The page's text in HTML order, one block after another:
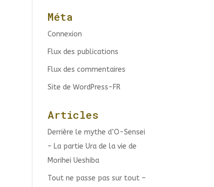
Méta
Connexion
Flux des publications
Flux des commentaires
Site de WordPress-FR
Articles
Derrière le mythe d’O-Sensei
– La partie Ura de la vie de
Morihei Ueshiba
Tout ne passe pas sur tout –